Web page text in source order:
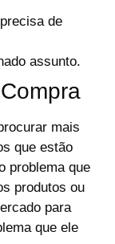
de
assunto.
mais
que estão
problema que
produtos ou
para
que ele